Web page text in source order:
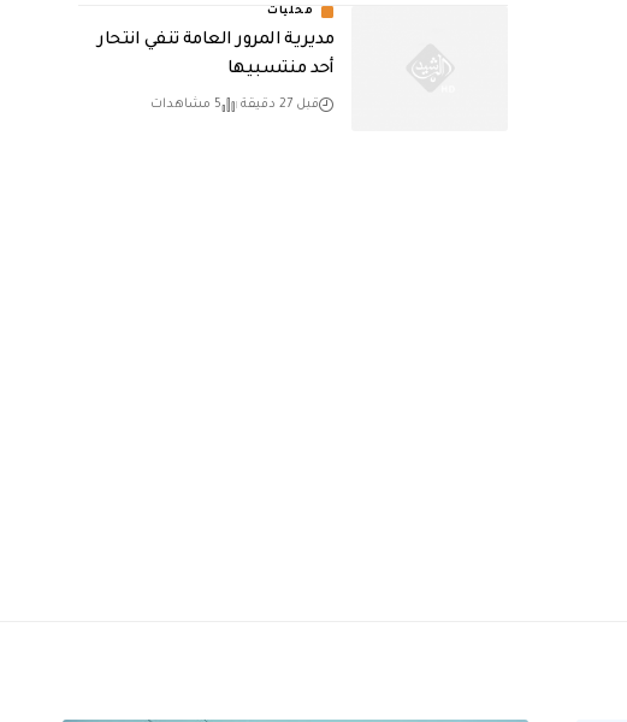
محليات
مديرية المرور العامة تنفي انتحار
أحد منتسبيها
قبل 27 دقيقة 5 مشاهدات